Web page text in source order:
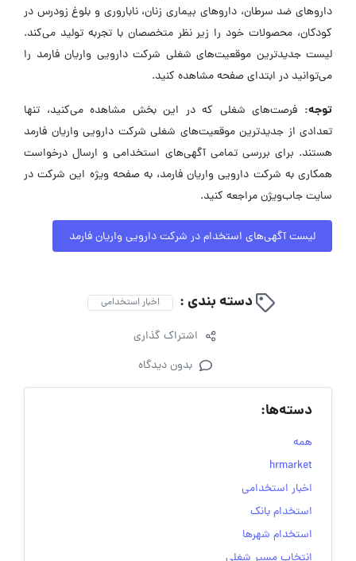
داروهای ضد سرطان، داروهای بیماری زنان، ناباروری و بلوغ زودرس در
کودکان، محصولات خود را زیر نظر متخصصان با تجربه تولید می‌کند.
لیست جدیدترین موقعیت‌های شغلی شرکت دارویی واریان فارمد را
می‌توانید در ابتدای صفحه مشاهده کنید.
توجه: فرصت‌های شغلی که در این بخش مشاهده می‌کنید، تنها
تعدادی از جدیدترین موقعیت‌های شغلی شرکت دارویی واریان فارمد
هستند. برای بررسی تمامی آگهی‌های استخدامی و ارسال درخواست
همکاری به شرکت دارویی واریان فارمد، به صفحه ویژه این شرکت در
سایت جاب‌ویژن مراجعه کنید.
لیست آگهی‌های استخدام در شرکت دارویی واریان فارمد
دسته بندی : اخبار استخدامی
اشتراک گذاری
بدون دیدگاه
دسته‌ها:
همه
hrmarket
اخبار استخدامی
استخدام بانک
استخدام شهرها